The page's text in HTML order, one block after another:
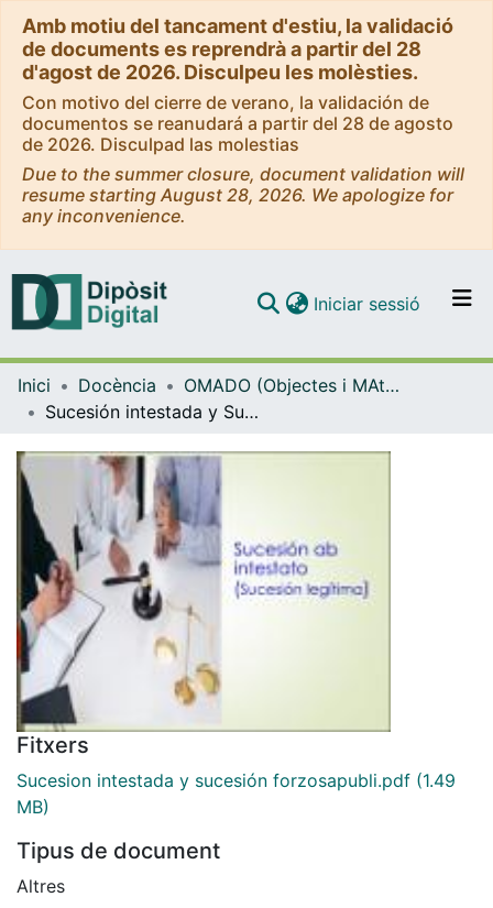
Amb motiu del tancament d'estiu, la validació
de documents es reprendrà a partir del 28
d'agost de 2026. Disculpeu les molèsties.
Con motivo del cierre de verano, la validación de
documentos se reanudará a partir del 28 de agosto
de 2026. Disculpad las molestias
Due to the summer closure, document validation will
resume starting August 28, 2026. We apologize for
any inconvenience.
Navega per tot el DD
Iniciar sessió (current)
Inici Docència
OMADO (Objectes i MAterials DOcents)
Sucesión intestada y Sucesión forzosa
Fitxers
Sucesion intestada y sucesión forzosapubli.pdf (1.49
MB)
Tipus de document
Altres